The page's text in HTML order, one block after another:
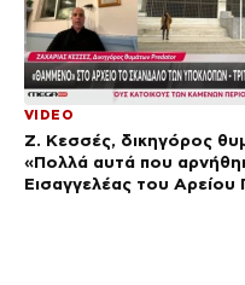
VIDEO
Ζ. Κεσσές, δικηγόρος
«Πολλά αυτά που
Εισαγγελέας του Αρείου